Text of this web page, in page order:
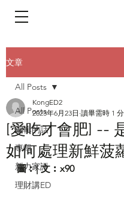
文章
All Posts
編輯的話
專輯
新力家評
理財講ED
All Posts
[愛吃才會肥] --
如何處理新鮮菠
KongED2
2023年6月23日 讀畢需時 1
圖︰| 文︰x90